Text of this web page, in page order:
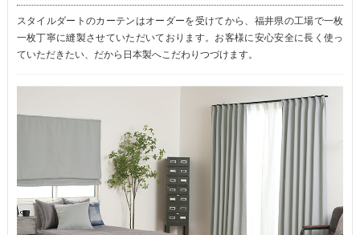
スタイルダートのカーテンはオーダーを受けてから、福井県の工場で一枚
一枚丁寧に縫製させていただいております。お客様に安心安全に長く使っ
ていただきたい、だから日本製へこだわりつづけます。